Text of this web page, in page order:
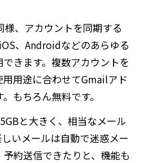
、アカウントを同期する
、Androidなどのあらゆる
きます。複数アカウントを
用途に合わせてGmailアド
もちろん無料です。
と大きく、相当なメール
いメールは自動で迷惑メー
約送信できたりと、機能も